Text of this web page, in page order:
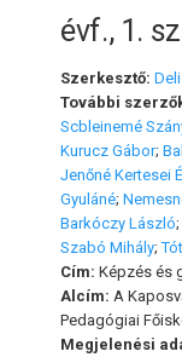
évf., 1.
Szerkesztő:
További
Scbleinemé
Kurucz Gábor;
Jenőné Kertesei
Gyuláné;
Barkóczy László;
Szabó Mihály;
Cím: Képzés és
Alcím: A
Pedagógiai
Megjelenési